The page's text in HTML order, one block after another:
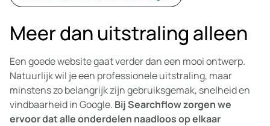
Meer dan uitstraling alleen
Een goede website gaat verder dan een mooi ontwerp.
Natuurlijk wil je een professionele uitstraling, maar
minstens zo belangrijk zijn gebruiksgemak, snelheid en
vindbaarheid in Google. Bij Searchflow zorgen we
ervoor dat alle onderdelen naadloos op elkaar